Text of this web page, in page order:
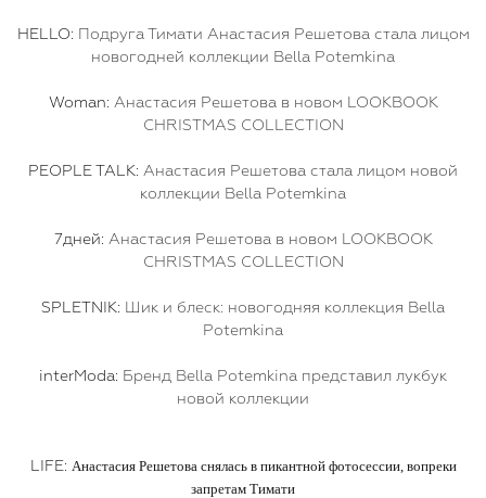
HELLO: Подруга Тимати Анастасия Решетова стала лицом
новогодней коллекции Bella Potemkina
Woman: Анастасия Решетова в новом LOOKBOOK
CHRISTMAS COLLECTION
PEOPLE TALK: Анастасия Решетова стала лицом новой
коллекции Bella Potemkina
7дней: Анастасия Решетова в новом LOOKBOOK
CHRISTMAS COLLECTION
SPLETNIK:
Шик и блеск: новогодняя коллекция Bella
Potemkina
interModa: Бренд Bella Potemkina представил лукбук
новой коллекции
LIFE: Анастасия Решетова снялась в пикантной фотосессии, вопреки
запретам Тимати